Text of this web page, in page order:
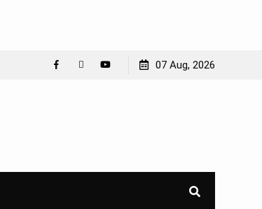
07 Aug, 2026